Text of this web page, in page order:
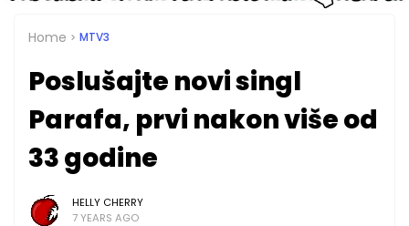
Home MTV3
Poslušajte novi singl
Parafa, prvi nakon više od
33 godine
HELLY CHERRY
7 YEARS AGO